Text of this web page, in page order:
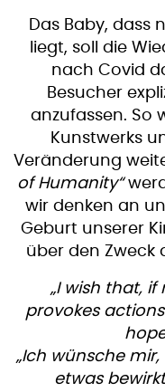
Das Baby, dass
liegt, soll die
nach Covid
Besucher
anzufassen. So
Kunstwerks
Veränderung
of Humanity“
wir denken an
Geburt unserer
über den Zweck
„I wish that,
provokes
„Ich wünsche
etwas